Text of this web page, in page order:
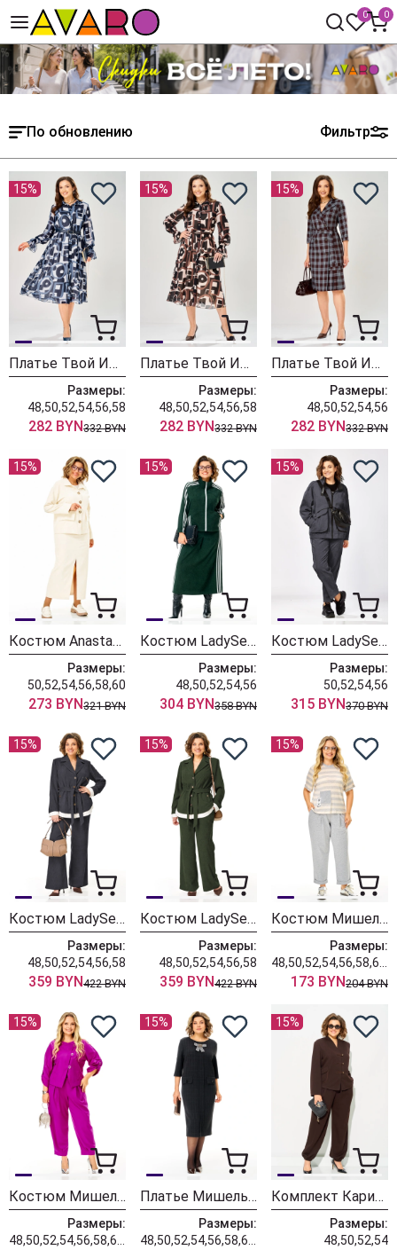
0 0
По обновлению Фильтр
15%
Платье Твой Имидж 2463 серо-голубой с принтом
Размеры:
48,50,52,54,56,58
282 BYN332 BYN
15%
Платье Твой Имидж 2462 пудровый с принтом
Размеры:
48,50,52,54,56,58
282 BYN332 BYN
15%
Платье Твой Имидж 2413 шоколадный в клетку
Размеры:
48,50,52,54,56
282 BYN332 BYN
15%
Костюм Anastasia 1384 слоновая кость
Размеры:
50,52,54,56,58,60
273 BYN321 BYN
15%
Костюм LadySecret 26260 зеленый
Размеры:
48,50,52,54,56
304 BYN358 BYN
15%
Костюм LadySecret 25229 темный графит
Размеры:
50,52,54,56
315 BYN370 BYN
15%
Костюм LadySecret 26251 темный графит
Размеры:
48,50,52,54,56,58
359 BYN422 BYN
15%
Костюм LadySecret 26251 хаки
Размеры:
48,50,52,54,56,58
359 BYN422 BYN
15%
Костюм Мишель Шик 1452 серый+полоска
Размеры:
173 BYN204 BYN
15%
Костюм Мишель Шик 1436/1 королевский пурпур
Размеры:
15%
Платье Мишель Шик 2204 графит+клетка
Размеры:
15%
Комплект Карина Делюкс 1458 коричневый
Размеры:
48,50,52,54